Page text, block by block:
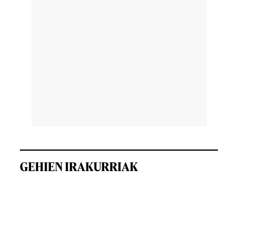
GEHIEN IRAKURRIAK